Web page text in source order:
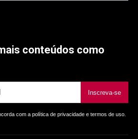
conteúdos como
Inscreva-se
com a política de privacidade e termos de uso.